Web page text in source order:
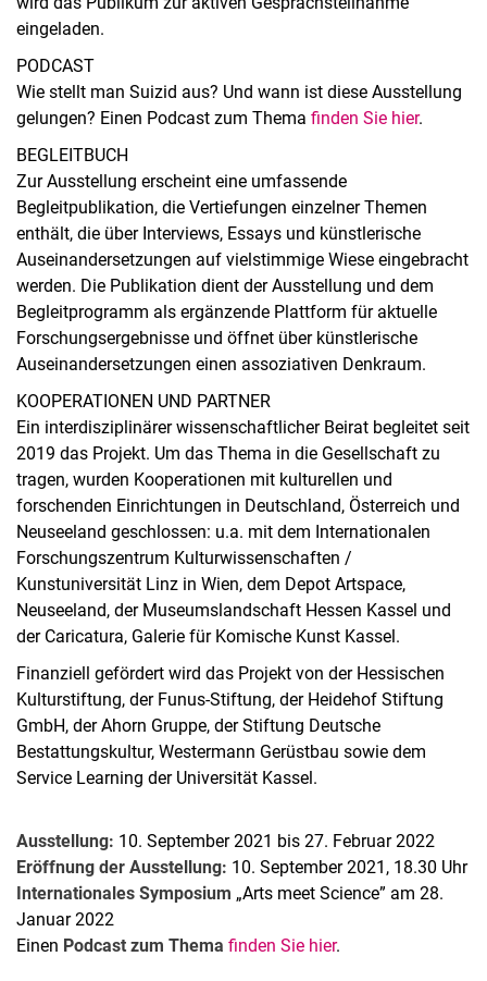
eingeladen.
PODCAST
Wie stellt man Suizid aus? Und wann ist diese Ausstellung
gelungen? Einen Podcast zum Thema finden Sie hier.
BEGLEITBUCH
Zur Ausstellung erscheint eine umfassende
Begleitpublikation, die Vertiefungen einzelner Themen
enthält, die über Interviews, Essays und künstlerische
Auseinandersetzungen auf vielstimmige Wiese eingebracht
werden. Die Publikation dient der Ausstellung und dem
Begleitprogramm als ergänzende Plattform für aktuelle
Forschungsergebnisse und öffnet über künstlerische
Auseinandersetzungen einen assoziativen Denkraum.
KOOPERATIONEN UND PARTNER
Ein interdisziplinärer wissenschaftlicher Beirat begleitet seit
2019 das Projekt. Um das Thema in die Gesellschaft zu
tragen, wurden Kooperationen mit kulturellen und
forschenden Einrichtungen in Deutschland, Österreich und
Neuseeland geschlossen: u.a. mit dem Internationalen
Forschungszentrum Kulturwissenschaften /
Kunstuniversität Linz in Wien, dem Depot Artspace,
Neuseeland, der Museumslandschaft Hessen Kassel und
der Caricatura, Galerie für Komische Kunst Kassel.
Finanziell gefördert wird das Projekt von der Hessischen
Kulturstiftung, der Funus-Stiftung, der Heidehof Stiftung
GmbH, der Ahorn Gruppe, der Stiftung Deutsche
Bestattungskultur, Westermann Gerüstbau sowie dem
Service Learning der Universität Kassel.
Ausstellung: 10. September 2021 bis 27. Februar 2022
Eröffnung der Ausstellung: 10. September 2021, 18.30 Uhr
Internationales Symposium „Arts meet Science” am 28.
Januar 2022
Einen Podcast zum Thema finden Sie hier.